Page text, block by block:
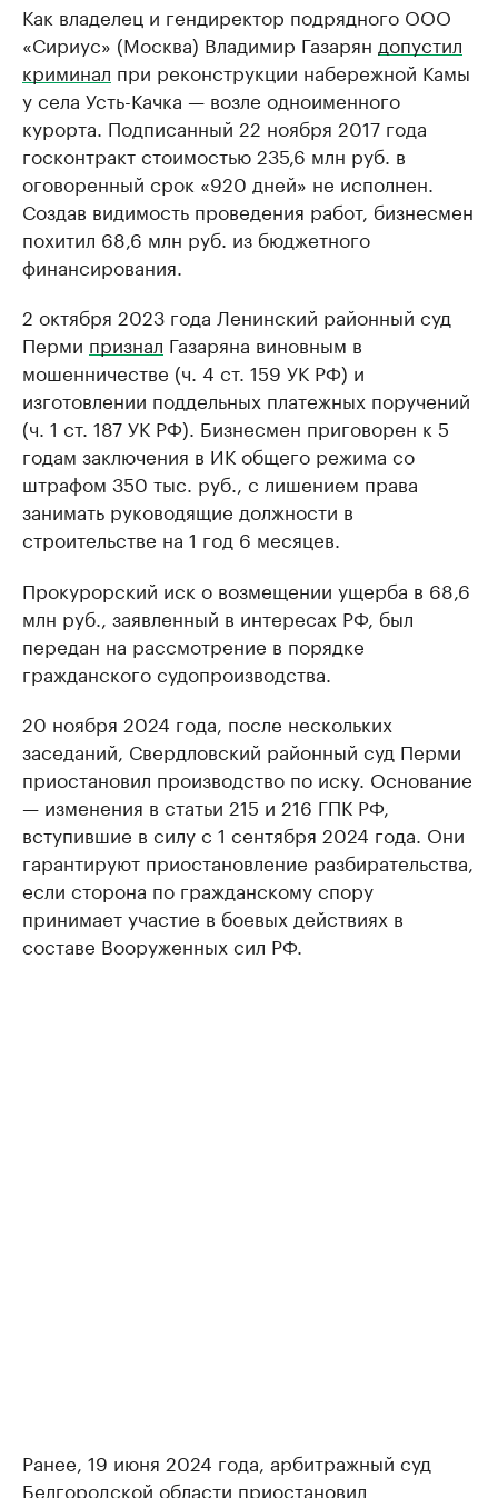
Как владелец и гендиректор подрядного ООО
«Сириус» (Москва) Владимир Газарян допустил
криминал при реконструкции набережной Камы
у села Усть-Качка — возле одноименного
курорта. Подписанный 22 ноября 2017 года
госконтракт стоимостью 235,6 млн руб. в
оговоренный срок «920 дней» не исполнен.
Создав видимость проведения работ, бизнесмен
похитил 68,6 млн руб. из бюджетного
финансирования.
2 октября 2023 года Ленинский районный суд
Перми признал Газаряна виновным в
мошенничестве (ч. 4 ст. 159 УК РФ) и
изготовлении поддельных платежных поручений
(ч. 1 ст. 187 УК РФ). Бизнесмен приговорен к 5
годам заключения в ИК общего режима со
штрафом 350 тыс. руб., с лишением права
занимать руководящие должности в
строительстве на 1 год 6 месяцев.
Прокурорский иск о возмещении ущерба в 68,6
млн руб., заявленный в интересах РФ, был
передан на рассмотрение в порядке
гражданского судопроизводства.
20 ноября 2024 года, после нескольких
заседаний, Свердловский районный суд Перми
приостановил производство по иску. Основание
— изменения в статьи 215 и 216 ГПК РФ,
вступившие в силу с 1 сентября 2024 года. Они
гарантируют приостановление разбирательства,
если сторона по гражданскому спору
принимает участие в боевых действиях в
составе Вооруженных сил РФ.
Ранее, 19 июня 2024 года, арбитражный суд
Белгородской области приостановил